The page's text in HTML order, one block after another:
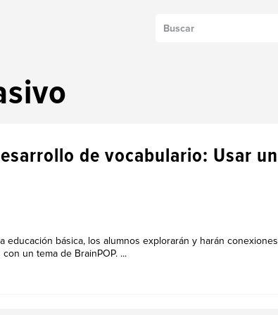
de vocabulario: Usar un
educación básica, los alumnos explorarán y harán conexiones
un tema de BrainPOP. ...